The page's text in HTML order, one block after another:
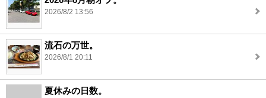
2026/8/2 13:56
流石の万世。
2026/8/1 20:11
夏休みの日数。